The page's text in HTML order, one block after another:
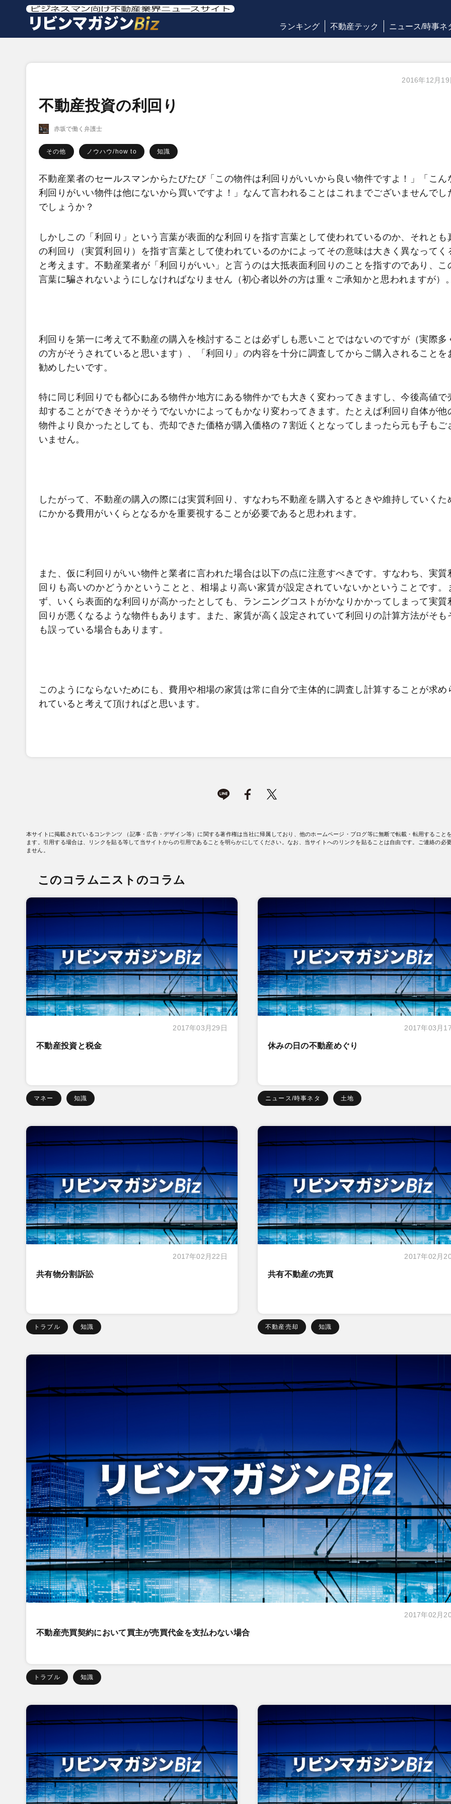
ランキング 不動産テック ニュース/時事ネ
2016年12月19
不動産投資の利回り
赤坂で働く弁護士
その他 ノウハウ/how to 知識
不動産業者のセールスマンからたびたび「この物件は利回りがいいから良い物件ですよ！」「こん
利回りがいい物件は他にないから買いですよ！」なんて言われることはこれまでございませんでし
でしょうか？
しかしこの「利回り」という言葉が表面的な利回りを指す言葉として使われているのか、それとも
の利回り（実質利回り）を指す言葉として使われているのかによってその意味は大きく異なってく
と考えます。不動産業者が「利回りがいい」と言うのは大抵表面利回りのことを指すのであり、こ
言葉に騙されないようにしなければなりません（初心者以外の方は重々ご承知かと思われますが）
利回りを第一に考えて不動産の購入を検討することは必ずしも悪いことではないのですが（実際多
の方がそうされていると思います）、「利回り」の内容を十分に調査してからご購入されることを
勧めしたいです。
特に同じ利回りでも都心にある物件か地方にある物件かでも大きく変わってきますし、今後高値で
却することができそうかそうでないかによってもかなり変わってきます。たとえば利回り自体が他
物件より良かったとしても、売却できた価格が購入価格の７割近くとなってしまったら元も子もご
いません。
したがって、不動産の購入の際には実質利回り、すなわち不動産を購入するときや維持していくた
にかかる費用がいくらとなるかを重要視することが必要であると思われます。
また、仮に利回りがいい物件と業者に言われた場合は以下の点に注意すべきです。すなわち、実質
回りも高いのかどうかということと、相場より高い家賃が設定されていないかということです。
ず、いくら表面的な利回りが高かったとしても、ランニングコストがかなりかかってしまって実質
回りが悪くなるような物件もあります。また、家賃が高く設定されていて利回りの計算方法がそも
も誤っている場合もあります。
このようにならないためにも、費用や相場の家賃は常に自分で主体的に調査し計算することが求め
れていると考えて頂ければと思います。
本サイトに掲載されているコンテンツ （記事・広告・デザイン等）に関する著作権は当社に帰属しており、他のホームページ・ブログ等に無断で転載・転用すること
ます。引用する場合は、リンクを貼る等して当サイトからの引用であることを明らかにしてください。なお、当サイトへのリンクを貼ることは自由です。ご連絡の必
ません。
このコラムニストのコラム
2017年03月29日
不動産投資と税金
マネー 知識
2017年03月
休みの日の不動産めぐり
ニュース/時事ネタ 土地
2017年02月22日
共有物分割訴訟
トラブル 知識
2017年02月
共有不動産の売買
不動産売却 知識
2017年02月
不動産売買契約において買主が売買代金を支払わない場合
トラブル 知識